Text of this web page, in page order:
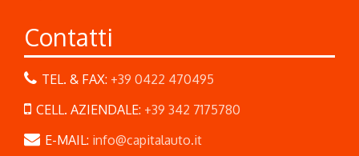
Contatti
TEL. & FAX: +39 0422 470495
CELL. AZIENDALE: +39 342 7175780
E-MAIL: info@capitalauto.it